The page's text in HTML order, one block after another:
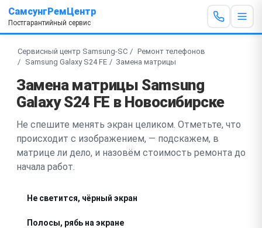
СамсунгРемЦентр
Постгарантийный сервис
Сервисный центр Samsung-SC
Ремонт телефонов
Samsung Galaxy S24 FE
Замена матрицы
Замена матрицы Samsung
Galaxy S24 FE в Новосибирске
Не спешите менять экран целиком. Отметьте, что
происходит с изображением, — подскажем, в
матрице ли дело, и назовём стоимость ремонта до
начала работ.
Не светится, чёрный экран
Полосы, рябь на экране